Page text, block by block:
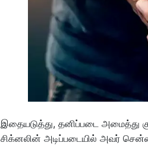
இதையடுத்து, தனிப்படை அமைத்து
சிக்னலின் அடிப்படையில் அவர்